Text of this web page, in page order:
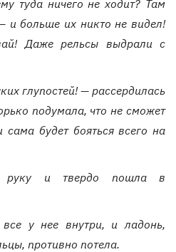
туда ничего не ходит? Там
и больше их никто не видел!
Даже рельсы выдрали с
глупостей! — рассердилась
подумала, что не сможет
сама будет бояться всего на
и твердо пошла в
у нее внутри, и ладонь,
противно потела.